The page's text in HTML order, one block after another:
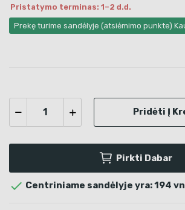
Pristatymo terminas: 1–2 d.d.
Prekę turime sandėlyje (atsiėmimo punkte)
Pridėti Į
Pirkti Dabar
 Centriniame sandėlyje yra: 194